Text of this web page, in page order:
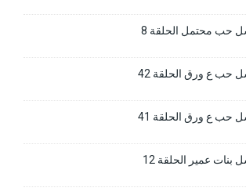
حب محتمل الحلقة 8
حب ع ورق الحلقة 42
حب ع ورق الحلقة 41
عمير الحلقة 12